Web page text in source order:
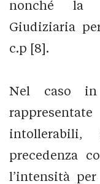
nonché la
Giudiziaria
c.p [8].
Nel caso
precedenza
l’intensità